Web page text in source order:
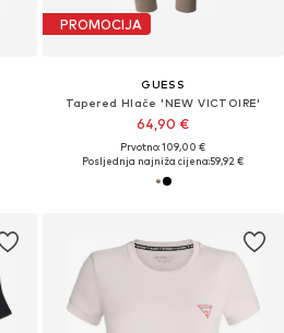
PROMOCIJA
GUESS
Tapered Hlače 'NEW VICTOIRE'
64,90 €
Prvotno: 109,00 €
Posljednja najniža cijena:59,92 €